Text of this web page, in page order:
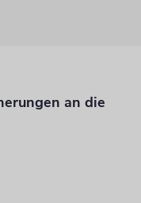
an die